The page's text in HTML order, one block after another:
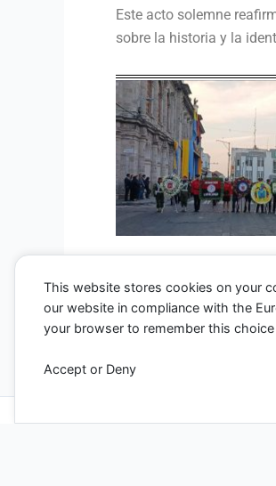
Este acto solemne
sobre la historia y la
←Entrada anterior
This website stores cookies on your
our website in compliance with the
your browser to remember this choice
Accept or Deny